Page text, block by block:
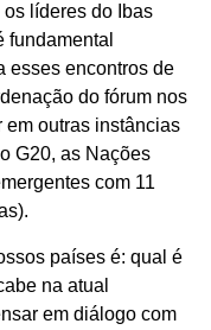
líderes do Ibas
fundamental
esses encontros de
do fórum nos
em outras instâncias
G20, as Nações
com 11
países é: qual é
na atual
em diálogo com